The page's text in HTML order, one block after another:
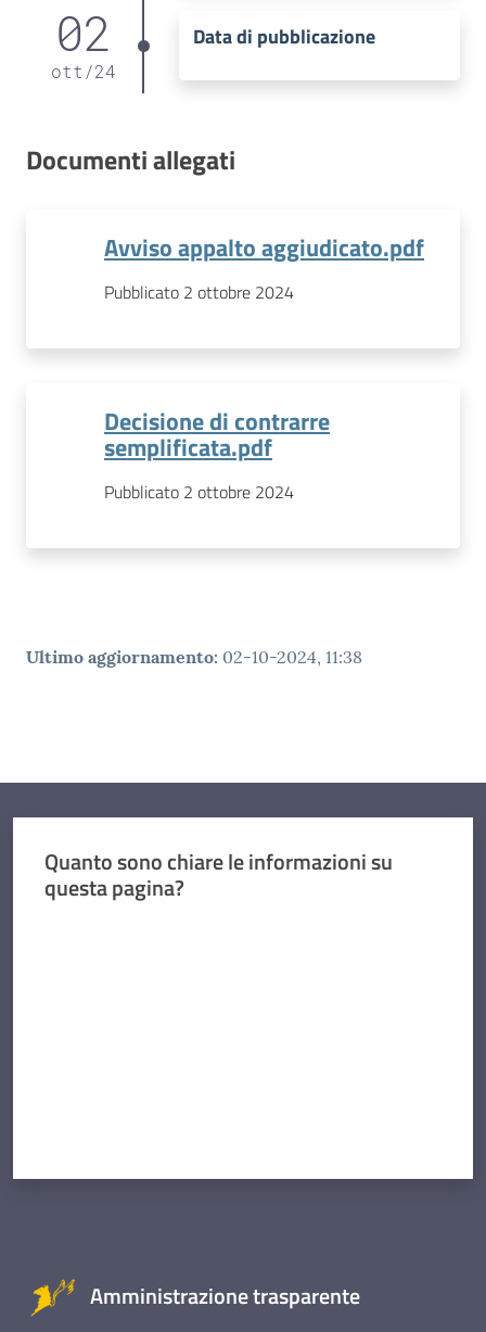
02
ott /24
Data di pubblicazione
Documenti allegati
Avviso appalto aggiudicato.pdf
Pubblicato 2 ottobre 2024
Decisione di contrarre
semplificata.pdf
Pubblicato 2 ottobre 2024
Ultimo aggiornamento: 02-10-2024, 11:38
Quanto sono chiare le informazioni su
questa pagina?
Amministrazione trasparente